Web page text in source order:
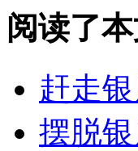
阅读了
赶走
摆脱